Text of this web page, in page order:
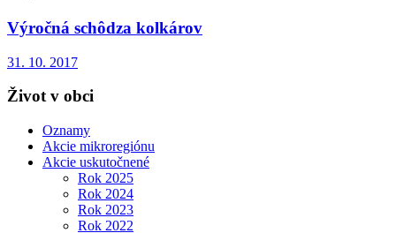
Výročná schôdza kolkárov
31. 10. 2017
Život v obci
Oznamy
Akcie mikroregiónu
Akcie uskutočnené
Rok 2025
Rok 2024
Rok 2023
Rok 2022